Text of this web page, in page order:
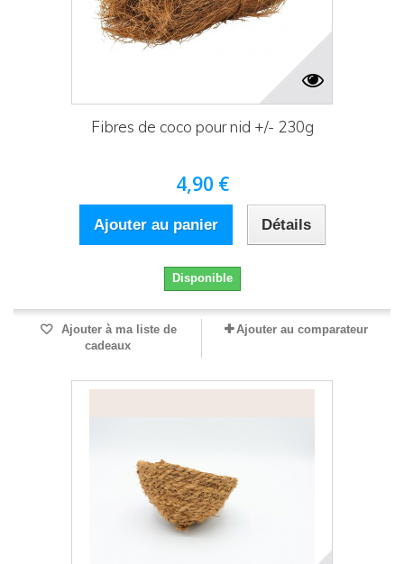
Fibres de coco pour nid +/- 230g
4,90 €
Ajouter au panier Détails
Disponible
Ajouter à ma liste de
cadeaux
Ajouter au comparateur